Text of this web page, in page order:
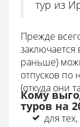
тур из
Прежде
заключается
раньше)
отпусков по
(откуда они
Кому
туров на
для